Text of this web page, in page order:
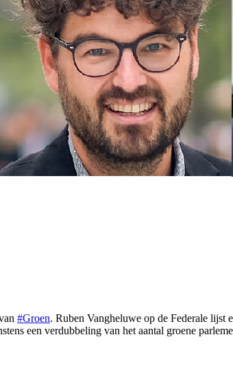
#Groen. Ruben Vangheluwe op de Federale lijst
een verdubbeling van het aantal groene